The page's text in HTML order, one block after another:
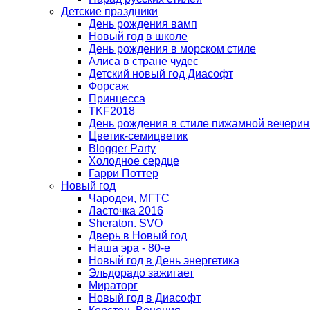
Детские праздники
День рождения вамп
Новый год в школе
День рождения в морском стиле
Алиса в стране чудес
Детский новый год Диасофт
Форсаж
Принцесса
TKF2018
День рождения в стиле пижамной
Цветик-семицветик
Blogger Party
Холодное сердце
Гарри Поттер
Новый год
Чародеи, МГТС
Ласточка 2016
Sheraton. SVO
Дверь в Новый год
Наша эра - 80-е
Новый год в День энергетика
Эльдорадо зажигает
Мираторг
Новый год в Диасофт